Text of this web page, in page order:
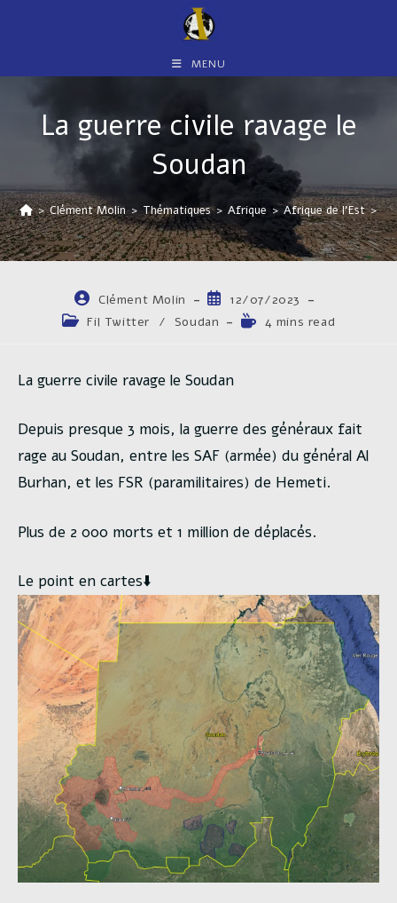
MENU
La guerre civile ravage le
Soudan
> Clément Molin > Thématiques > Afrique > Afrique de l'Est >
Auteur/autrice
de
la
Clément Molin
Publication
publiée :
12/07/2023
PostFil Twitter / Soudan
Temps4 mins read
La guerre civile ravage le Soudan
Depuis presque 3 mois, la guerre des généraux fait
rage au Soudan, entre les SAF (armée) du général Al
Burhan, et les FSR (paramilitaires) de Hemeti.
Plus de 2 000 morts et 1 million de déplacés.
Le point en cartes⬇️